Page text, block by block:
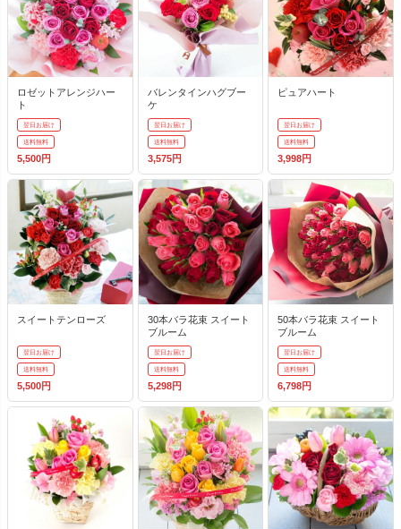
ロゼットアレンジハー
ト
翌日お届け
送料無料
5,500円
バレンタインハグブー
ケ
翌日お届け
送料無料
3,575円
ピュアハート
翌日お届け
送料無料
3,998円
スイートテンローズ
翌日お届け
送料無料
5,500円
30本バラ花束 スイート
ブルーム
翌日お届け
送料無料
5,298円
50本バラ花束 スイート
ブルーム
翌日お届け
送料無料
6,798円